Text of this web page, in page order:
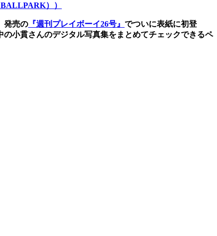
））
発売の 『週刊プレイボーイ26号』 でついに表紙に初登
小貫さんのデジタル写真集をまとめてチェックできるペ